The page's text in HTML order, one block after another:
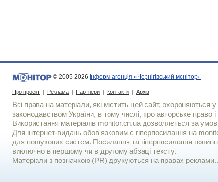
© 2005-2026 Інформ-агенція «Чернігівський монітор»
Про проект | Реклама | Партнери | Контакти | Архів
Всі права на матеріали, які містить цей сайт, охороняються у
законодавством України, в тому числі, про авторське право і
Використання матерiалiв monitor.cn.ua дозволяється за
Для iнтернет-видань обов'язковим є гiперпосилання на
для пошукових систем. Посилання та гіперпосилання
виключно в першому чи в другому абзаці тексту.
Матеріали з позначкою (PR) друкуються на правах реклами..